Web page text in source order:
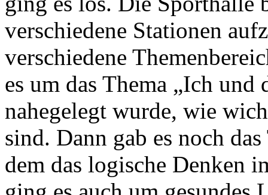
verschiedene Stationen
verschiedene
es um das Thema „Ich
nahegelegt wurde, wie
sind. Dann gab es noch
dem das logische Denken